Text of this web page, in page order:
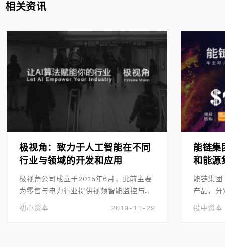
相关资讯
极视角：致力于人工智能在不同
行业与领域的开发和应用
极视角公司成立于2015年6月，此前主要
为零售与电力行业提供视频智能监控与分
析的计算机视觉解决方案。
2019-11-29
初心资本
能链集
和能源
能链集
产品，
邦”，职
投中资本